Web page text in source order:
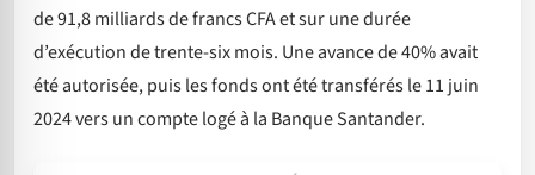
de 91,8 milliards de francs CFA et sur une durée
d’exécution de trente-six mois. Une avance de 40% avait
été autorisée, puis les fonds ont été transférés le 11 juin
2024 vers un compte logé à la Banque Santander.